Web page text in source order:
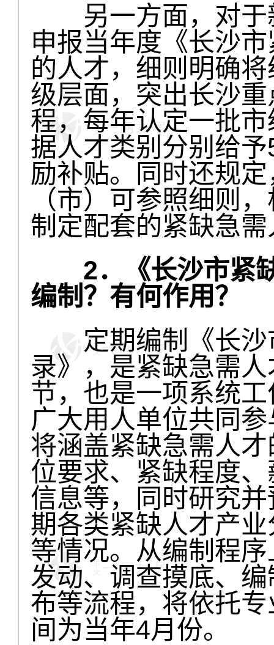
另一方面，对于
申报当年度《长沙
的人才，细则明确
级层面，突出长沙
程，每年认定一批
据人才类别分别给
励补贴。同时还规
（市）可参照细则
制定配套的紧缺急
2．《长沙市紧
编制？有何作用？
定期编制《长沙
录》，是紧缺急需
节，也是一项系统
广大用人单位共同
将涵盖紧缺急需人
位要求、紧缺程度
信息等，同时研究
期各类紧缺人才产
等情况。从编制程
发动、调查摸底、
布等流程，将依托
间为当年4月份。